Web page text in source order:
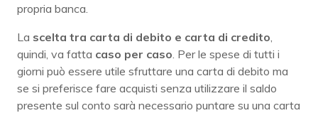
propria banca.
La scelta tra carta di debito e carta di credito
quindi, va fatta caso per caso . Per le spese di tutti i
giorni può essere utile sfruttare una carta di debito ma
se si preferisce fare acquisti senza utilizzare il saldo
presente sul conto sarà necessario puntare su una carta